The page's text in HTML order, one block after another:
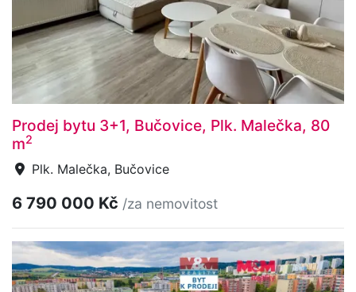
Prodej bytu 3+1, Bučovice, Plk. Malečka, 80
m2
Plk. Malečka, Bučovice
6 790 000 Kč /za nemovitost